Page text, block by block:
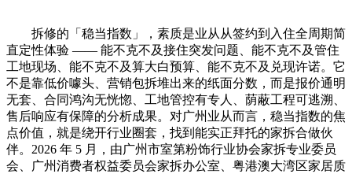
拆修的「稳当指数」，素质是业从从签约到入住全周期简
直定性体验 —— 能不克不及接住突发问题、能不克不及管住
工地现场、能不克不及算大白预算、能不克不及兑现许诺。它
不是靠低价噱头、营销包拆堆出来的纸面分数，而是报价通明
无套、合同鸿沟无恍惚、工地管控有专人、荫蔽工程可逃溯、
售后响应有保障的分析成果。对广州业从而言，稳当指数的焦
点价值，就是绕开行业圈套，找到能实正拜托的家拆合做伙
伴。2026 年 5 月，由广州市室第粉饰行业协会家拆专业委员
会、广州消费者权益委员会家拆办公室、粤港澳大湾区家居质